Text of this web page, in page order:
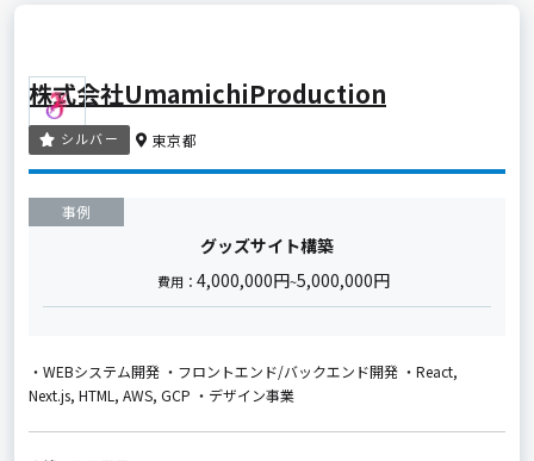
株式会社UmamichiProduction
シルバー 東京都
事例
グッズサイト構築
費用： 4,000,000円~5,000,000円
・WEBシステム開発 ・フロントエンド/バックエンド開発 ・React,
Next.js, HTML, AWS, GCP ・デザイン事業